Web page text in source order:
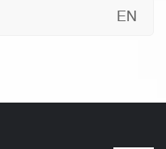
EN